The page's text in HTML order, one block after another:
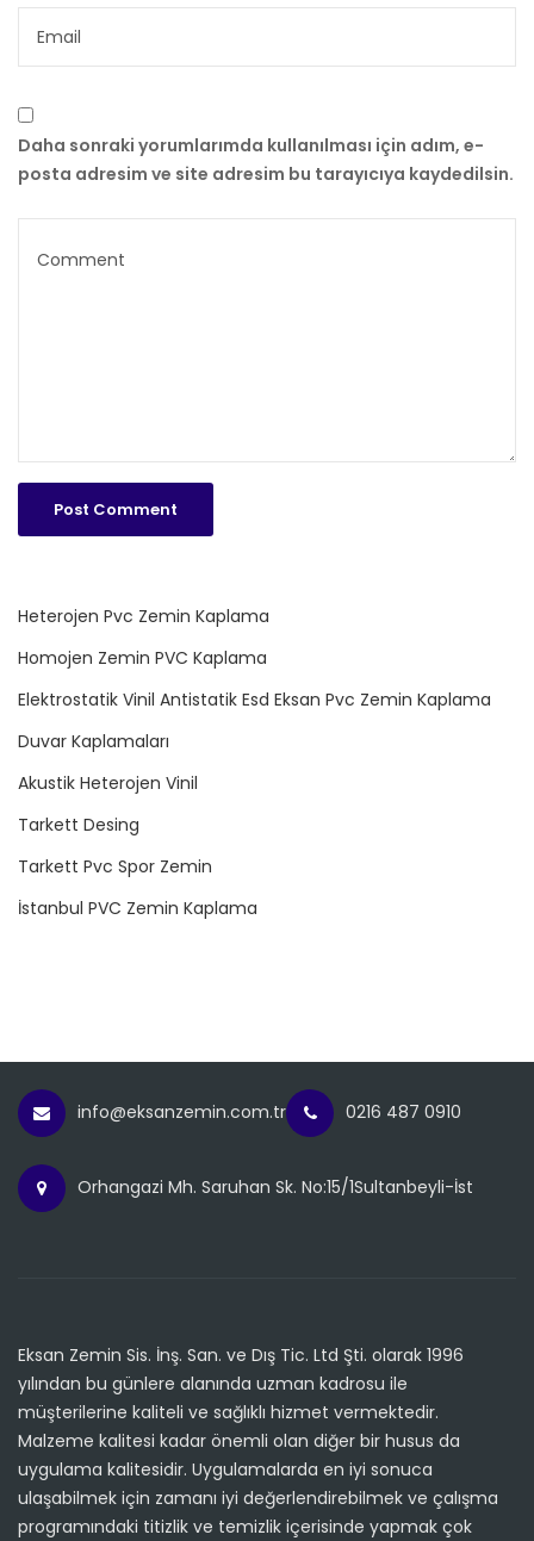
Daha sonraki yorumlarımda kullanılması için adım, e-
posta adresim ve site adresim bu tarayıcıya kaydedilsin.
Heterojen Pvc Zemin Kaplama
Homojen Zemin PVC Kaplama
Elektrostatik Vinil Antistatik Esd Eksan Pvc Zemin Kaplama
Duvar Kaplamaları
Akustik Heterojen Vinil
Tarkett Desing
Tarkett Pvc Spor Zemin
İstanbul PVC Zemin Kaplama
info@eksanzemin.com.tr 0216 487 0910
Orhangazi Mh. Saruhan Sk. No:15/1Sultanbeyli-İst
Eksan Zemin Sis. İnş. San. ve Dış Tic. Ltd Şti. olarak 1996
yılından bu günlere alanında uzman kadrosu ile
müşterilerine kaliteli ve sağlıklı hizmet vermektedir.
Malzeme kalitesi kadar önemli olan diğer bir husus da
uygulama kalitesidir. Uygulamalarda en iyi sonuca
ulaşabilmek için zamanı iyi değerlendirebilmek ve çalışma
programındaki titizlik ve temizlik içerisinde yapmak çok